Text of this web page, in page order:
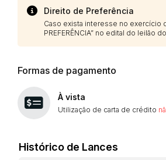
Direito de Preferência
Caso exista interesse no exercício
PREFERÊNCIA” no edital do leilão
Formas de pagamento
À vista
Utilização de carta de crédito
Histórico de Lances